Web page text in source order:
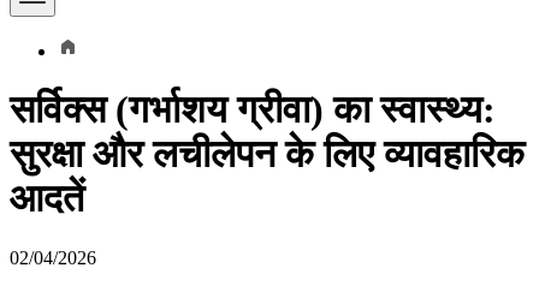
सर्विक्स (गर्भाशय ग्रीवा) का स्वास्थ्य:
सुरक्षा और लचीलेपन के लिए व्यावहारिक
आदतें
02/04/2026